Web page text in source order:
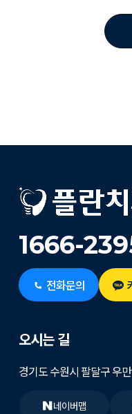
1666-
전화문의
오시는 길
경기도 수원시 팔달구 우
네이버맵